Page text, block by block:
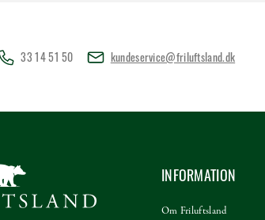
33 14 51 50 kundeservice@friluftsland.dk
INFORMATION
Om Friluftsland